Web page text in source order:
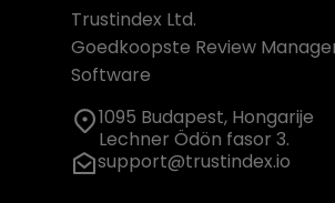
Trustindex Ltd.
Goedkoopste Review
Software
1095 Budapest, Hongarije
Lechner Ödön fasor 3.
support@trustindex.io